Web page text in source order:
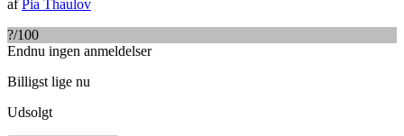
afPia Thaulov
?/100
Endnu ingen anmeldelser
Billigst lige nu
Udsolgt